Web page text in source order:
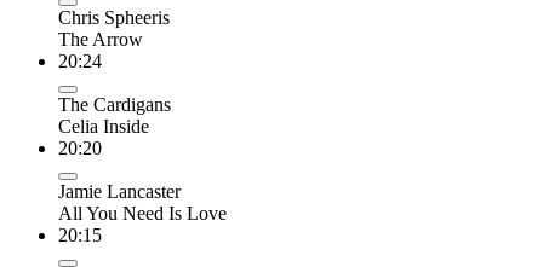
Chris Spheeris
The Arrow
20:24
The Cardigans
Celia Inside
20:20
Jamie Lancaster
All You Need Is Love
20:15